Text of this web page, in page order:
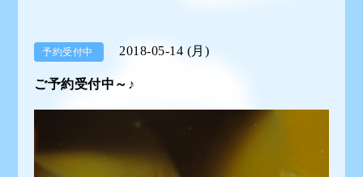
予約受付中 2018-05-14 (月)
ご予約受付中～♪